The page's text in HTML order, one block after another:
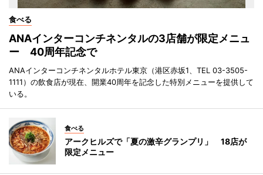
食べる
ANAインターコンチネンタルの3店舗が限定メニュ
ー 40周年記念で
ANAインターコンチネンタルホテル東京（港区赤坂1、TEL 03-3505-
1111）の飲食店が現在、開業40周年を記念した特別メニューを提供して
いる。
食べる
アークヒルズで「夏の激辛グランプリ」 18店が
限定メニュー